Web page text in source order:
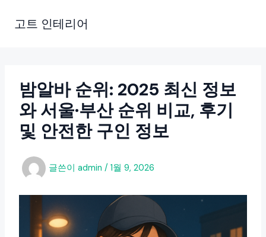
고트 인테리어
밤알바 순위: 2025 최신 정보
와 서울·부산 순위 비교, 후기
및 안전한 구인 정보
글쓴이 admin / 1월 9, 2026